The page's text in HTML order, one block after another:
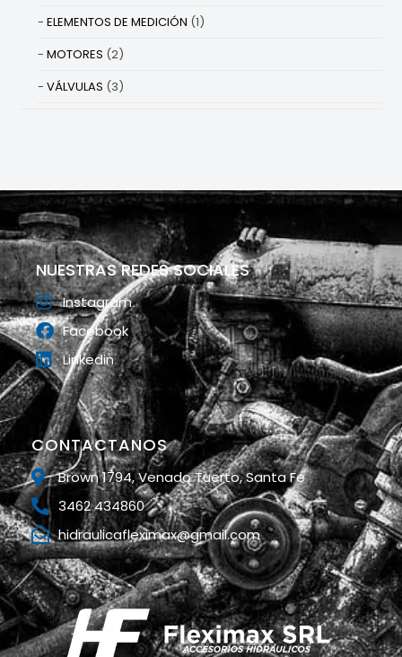
ELEMENTOS DE MEDICIÓN (1)
MOTORES (2)
VÁLVULAS (3)
CONTACTANOS
Brown 1794, Venado Tuerto, Santa Fe
3462 434860
hidraulicafleximax@gmail.com
NUESTRAS REDES SOCIALES
Instagram
Facebook
Linkedin